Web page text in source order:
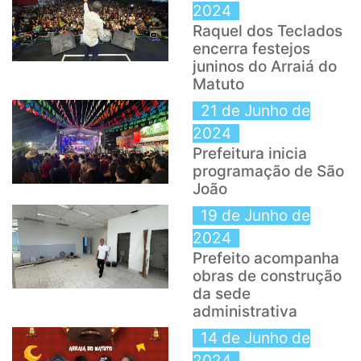
2024
Raquel dos Teclados
encerra festejos
juninos do Arraiá do
Matuto
21 de Junho de
2024
Prefeitura inicia
programação de São
João
19 de Junho de
2024
Prefeito acompanha
obras de construção
da sede
administrativa
14 de Junho de